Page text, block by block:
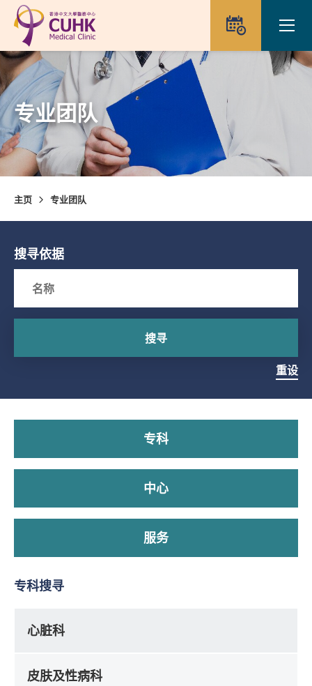
Skip to main content
预约
专业团队
主页 专业团队
搜寻依据
搜寻
重设
专科
中心
服务
专科搜寻
心脏科
皮肤及性病科